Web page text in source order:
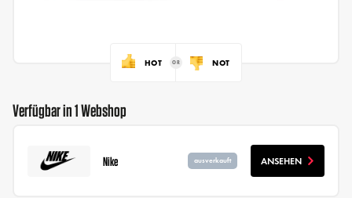
HOT NOT
Verfügbar in 1 Webshop
Nike ausverkauft ANSEHEN